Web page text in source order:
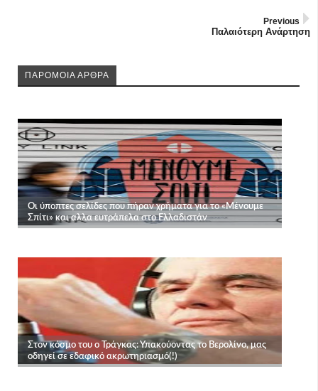
Previous
Παλαιότερη Ανάρτηση
ΠΑΡΟΜΟΙΑ ΑΡΘΡΑ